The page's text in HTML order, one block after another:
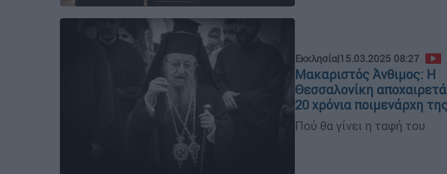
Εκκλησία|15.03.2025 08:27
Μακαριστός Άνθιμος: Η
Θεσσαλονίκη
20 χρόνια ποιμενάρχη
Πού θα γίνει η ταφή του